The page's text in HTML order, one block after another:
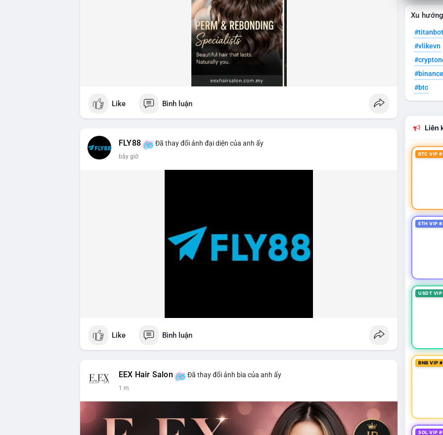
Like Bình luận
FLY88 Đã thay đổi ảnh đại diện của anh ấy
bây giờ
Like Bình luận
EEX Hair Salon Đã thay đổi ảnh bìa của anh ấy
1 m
Xu
#titanbot
#vlikevn
#btc
Liên
BTC VIP
ETH VIP
USDT
BNB VIP
SOL VIP